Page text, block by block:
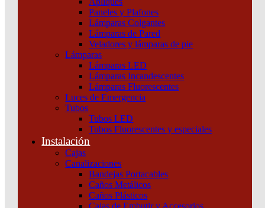
Paneles y Plafones
Lámparas Colgantes
Lámparas de Pared
Veladores y lámparas de pie
Lámparas
Lámparas LED
Lámparas Incandescentes
Lámparas Fluorescentes
Luces de Emergencia
Tubos
Tubos LED
Tubos Fluorescentes y especiales
Instalación
Cajas
Canalizaciones
Bandejas Portacables
Caños Metálicos
Caños Plásticos
Cajas de Embutir y Accesorios